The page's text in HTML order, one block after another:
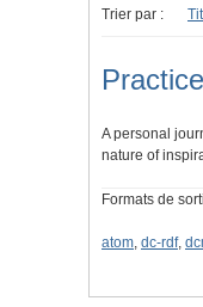
Trier par :
A personal
nature of
Formats de
atom, dc-rdf,